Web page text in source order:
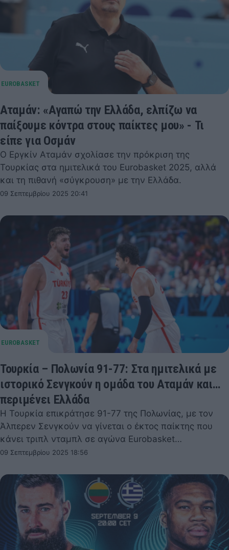
Αταμάν: «Αγαπώ την Ελλάδα, ελπίζω να
παίξουμε κόντρα στους παίκτες μου» - Τι
είπε για Οσμάν
Ο Εργκίν Αταμάν σχολίασε την πρόκριση της
Τουρκίας στα ημιτελικά του Eurobasket 2025, αλλά
και τη πιθανή «σύγκρουση» με την Ελλάδα.
09 Σεπτεμβρίου 2025 20:41
Τουρκία – Πολωνία 91-77: Στα ημιτελικά με
ιστορικό Σενγκούν η ομάδα του Αταμάν και…
περιμένει Ελλάδα
Η Τουρκία επικράτησε 91-77 της Πολωνίας, με τον
Άλπερεν Σενγκούν να γίνεται ο έκτος παίκτης που
κάνει τριπλ νταμπλ σε αγώνα Eurobasket…
09 Σεπτεμβρίου 2025 18:56